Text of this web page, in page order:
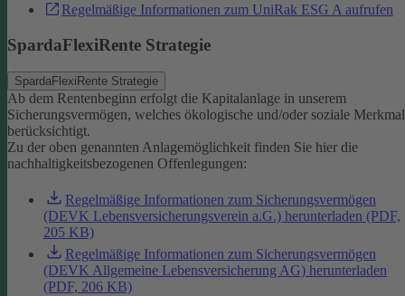
Regelmäßige Informationen zum UniRak ESG A aufrufen
SpardaFlexiRente Strategie
SpardaFlexiRente Strategie
Ab dem Rentenbeginn erfolgt die Kapitalanlage in unserem
Sicherungsvermögen, welches ökologische und/oder soziale
berücksichtigt.
Zu der oben genannten Anlagemöglichkeit finden Sie hier die
nachhaltigkeitsbezogenen Offenlegungen:
Regelmäßige Informationen zum Sicherungsvermögen
(DEVK Lebensversicherungsverein a.G.) herunterladen (PDF,
205 KB)
Regelmäßige Informationen zum Sicherungsvermögen
(DEVK Allgemeine Lebensversicherung AG) herunterladen
(PDF, 206 KB)